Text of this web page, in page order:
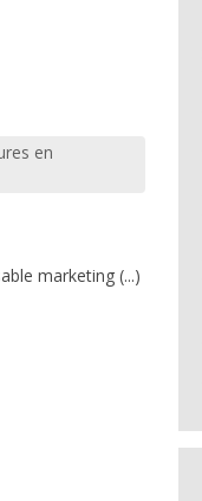
en
marketing (...)